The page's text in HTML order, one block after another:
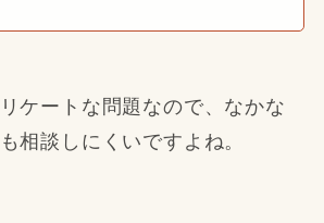
ケートな問題なので、なかな
相談しにくいですよね。